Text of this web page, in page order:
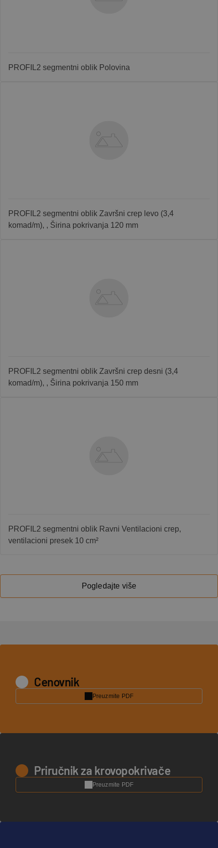
PROFIL2 segmentni oblik Polovina
PROFIL2 segmentni oblik Završni crep levo (3,4
komad/m), , Širina pokrivanja 120 mm
PROFIL2 segmentni oblik Završni crep desni (3,4
komad/m), , Širina pokrivanja 150 mm
PROFIL2 segmentni oblik Ravni Ventilacioni crep,
ventilacioni presek 10 cm²
Pogledajte više
Cenovnik
Preuzmite PDF
Priručnik za krovopokrivače
Preuzmite PDF